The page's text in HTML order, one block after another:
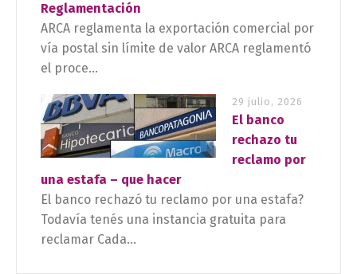
Reglamentación
ARCA reglamenta la exportación comercial por
vía postal sin límite de valor ARCA reglamentó
el proce...
29 julio, 2026
El banco
rechazo tu
reclamo por
una estafa – que hacer
El banco rechazó tu reclamo por una estafa?
Todavía tenés una instancia gratuita para
reclamar Cada...